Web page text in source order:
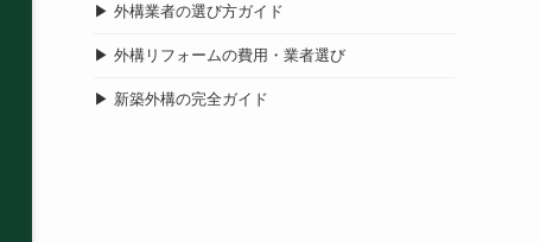
▶ 外構業者の選び方ガイド
▶ 外構リフォームの費用・業者選び
▶ 新築外構の完全ガイド